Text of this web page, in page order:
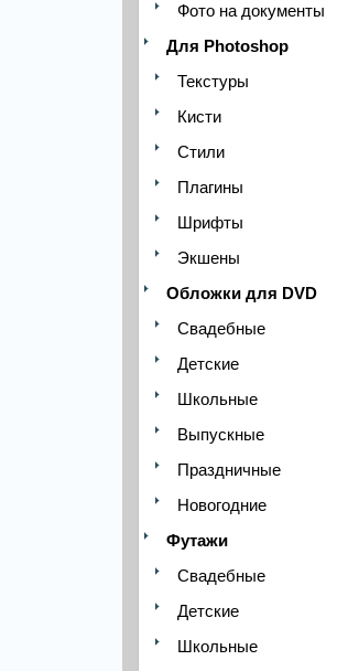
Фото на документы
Для Photoshop
Текстуры
Кисти
Стили
Плагины
Шрифты
Экшены
Обложки для DVD
Свадебные
Детские
Школьные
Выпускные
Праздничные
Новогодние
Футажи
Свадебные
Детские
Школьные